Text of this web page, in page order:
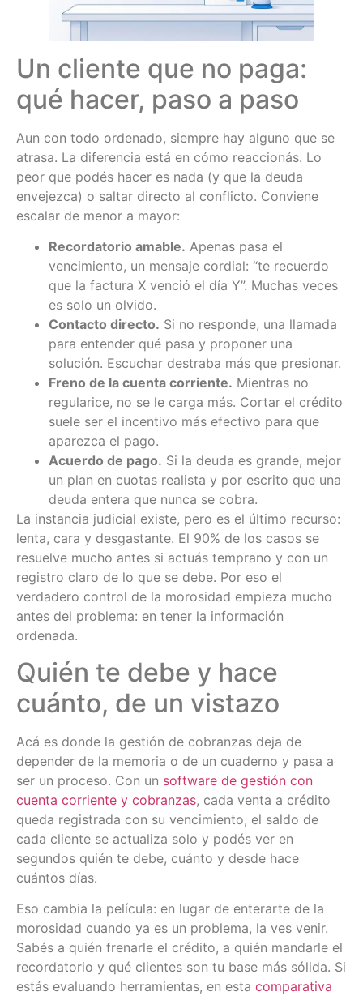
Un cliente que no paga:
qué hacer, paso a paso
Aun con todo ordenado, siempre hay alguno que se
atrasa. La diferencia está en cómo reaccionás. Lo
peor que podés hacer es nada (y que la deuda
envejezca) o saltar directo al conflicto. Conviene
escalar de menor a mayor:
Recordatorio amable. Apenas pasa el
vencimiento, un mensaje cordial: “te recuerdo
que la factura X venció el día Y”. Muchas veces
es solo un olvido.
Contacto directo. Si no responde, una llamada
para entender qué pasa y proponer una
solución. Escuchar destraba más que presionar.
Freno de la cuenta corriente. Mientras no
regularice, no se le carga más. Cortar el crédito
suele ser el incentivo más efectivo para que
aparezca el pago.
Acuerdo de pago. Si la deuda es grande, mejor
un plan en cuotas realista y por escrito que una
deuda entera que nunca se cobra.
La instancia judicial existe, pero es el último recurso:
lenta, cara y desgastante. El 90% de los casos se
resuelve mucho antes si actuás temprano y con un
registro claro de lo que se debe. Por eso el
verdadero control de la morosidad empieza mucho
antes del problema: en tener la información
ordenada.
Quién te debe y hace
cuánto, de un vistazo
Acá es donde la gestión de cobranzas deja de
depender de la memoria o de un cuaderno y pasa a
ser un proceso. Con un software de gestión con
cuenta corriente y cobranzas, cada venta a crédito
queda registrada con su vencimiento, el saldo de
cada cliente se actualiza solo y podés ver en
segundos quién te debe, cuánto y desde hace
cuántos días.
Eso cambia la película: en lugar de enterarte de la
morosidad cuando ya es un problema, la ves venir.
Sabés a quién frenarle el crédito, a quién mandarle el
recordatorio y qué clientes son tu base más sólida. Si
estás evaluando herramientas, en esta comparativa